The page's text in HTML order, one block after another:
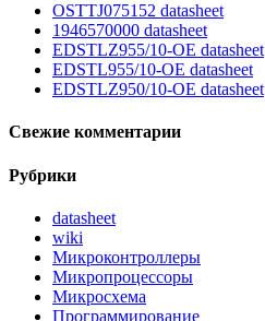
OSTTJ075152 datasheet
1946570000 datasheet
EDSTLZ955/10-OE datasheet
EDSTL955/10-OE datasheet
EDSTLZ950/10-OE datasheet
Свежие комментарии
Рубрики
datasheet
wiki
Микроконтроллеры
Микропроцессоры
Микросхема
Программирование